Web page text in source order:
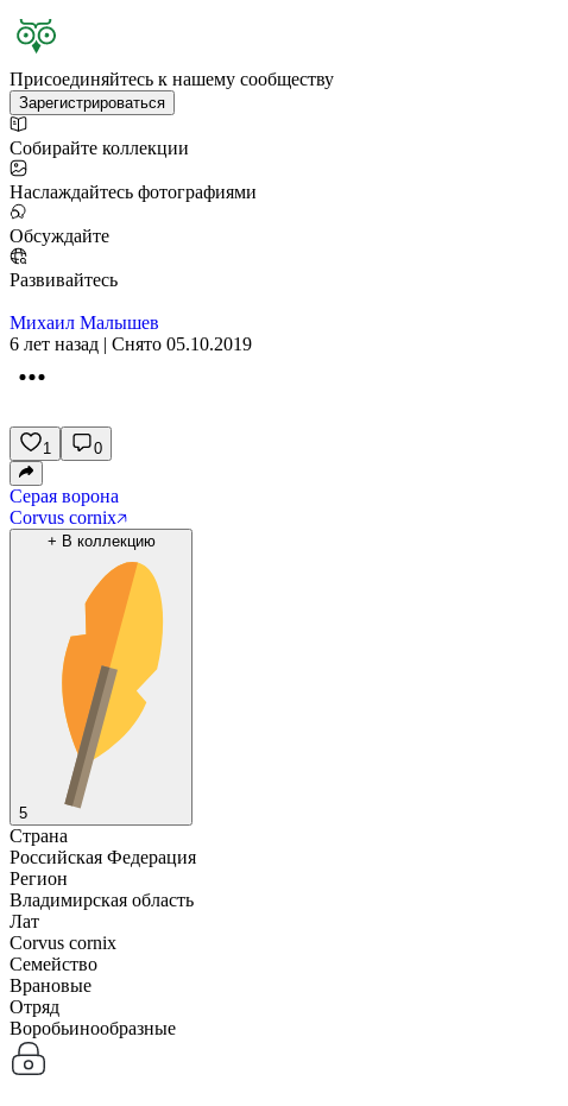
Присоединяйтесь к нашему сообществу
Зарегистрироваться
Собирайте коллекции
Наслаждайтесь фотографиями
Обсуждайте
Развивайтесь
Михаил Малышев
6 лет назад | Снято 05.10.2019
1 0
Серая ворона
Corvus cornix
+ В коллекцию
5
Страна
Российская Федерация
Регион
Владимирская область
Лат
Corvus cornix
Семейство
Врановые
Отряд
Воробьинообразные